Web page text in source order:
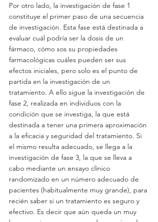
Por otro lado, la investigación de fase 1
constituye el primer paso de una secuencia
de investigación. Esta fase está destinada a
evaluar cuál podría ser la dosis de un
fármaco, cómo sos su propiedades
farmacológicas cuáles pueden ser sus
efectos iniciales, pero solo es el punto de
partida en la investigación de un
tratamiento. A ello sigue la investigación de
fase 2, realizada en individuos con la
condición que se investiga, la que está
destinada a tener una primera aproximación
a la eficacia y seguridad del tratamiento. Si
el mismo resulta adecuado, se llega a la
investigación de fase 3, la que se lleva a
cabo mediante un ensayo clínico
randomizado en un número adecuado de
pacientes (habitualmente muy grande), para
recién saber si un tratamiento es seguro y
efectivo. Es decir que aún queda un muy